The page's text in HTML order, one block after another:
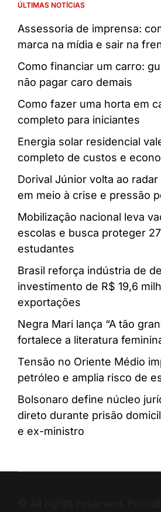
ÚLTIMAS NOTÍCIAS
Assessoria de imprensa:
marca na mídia e sair na
Como financiar um carro:
não pagar caro demais
Como fazer uma horta em
completo para iniciantes
Energia solar residencial
completo de custos e
Dorival Júnior volta ao radar
em meio à crise e pressão
Mobilização nacional leva
escolas e busca proteger
estudantes
Brasil reforça indústria de
investimento de R$ 19,6
exportações
Negra Mari lança “A tão
fortalece a literatura
Tensão no Oriente Médio
petróleo e amplia risco de
Bolsonaro define núcleo
direto durante prisão
e ex-ministro